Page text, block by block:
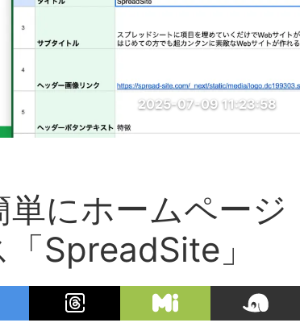
2025-07-09 11:23:58
にホームページ
SpreadSite」